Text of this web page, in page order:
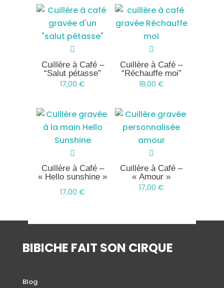
Cuillère à Café –
“Salut pétasse”
17,00€
Cuillère à Café –
“Réchauffe moi”
18,00 €
Cuillère à Café –
« Hello sunshine »
17,00€
Cuillère à Café –
« Amour »
17,00 €
BIBICHE FAIT SON CIRQUE
Blog